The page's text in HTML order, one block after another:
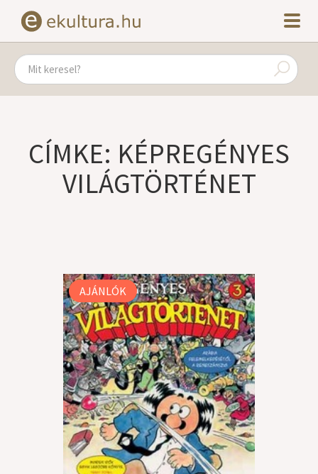
CÍMKE: KÉPREGÉNYES
VILÁGTÖRTÉNET
AJÁNLÓK